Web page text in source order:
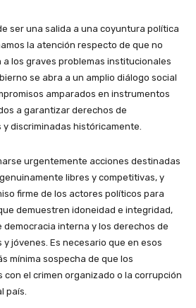
ser una salida a una coyuntura política
la atención respecto de que no
a los graves problemas institucionales
se abra a un amplio diálogo social
amparados en instrumentos
a garantizar derechos de
discriminadas históricamente.
urgentemente acciones destinadas
libres y competitivas, y
firme de los actores políticos para
demuestren idoneidad e integridad,
interna y los derechos de
jóvenes. Es necesario que en esos
mínima sospecha de que los
el crimen organizado o la corrupción
país.